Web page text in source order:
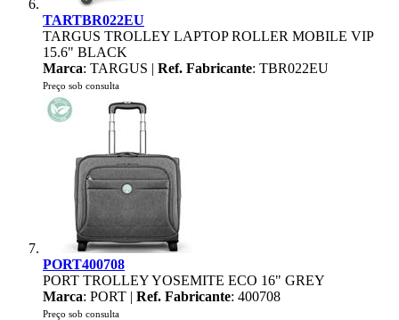
TARTBR022EU
TARGUS TROLLEY LAPTOP ROLLER MOBILE VIP
15.6" BLACK
Marca: TARGUS | Ref. Fabricante: TBR022EU
Preço sob consulta
PORT400708
PORT TROLLEY YOSEMITE ECO 16" GREY
Marca: PORT | Ref. Fabricante: 400708
Preço sob consulta